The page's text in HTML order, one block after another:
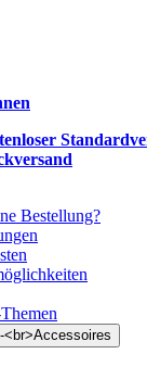
Bestellung?